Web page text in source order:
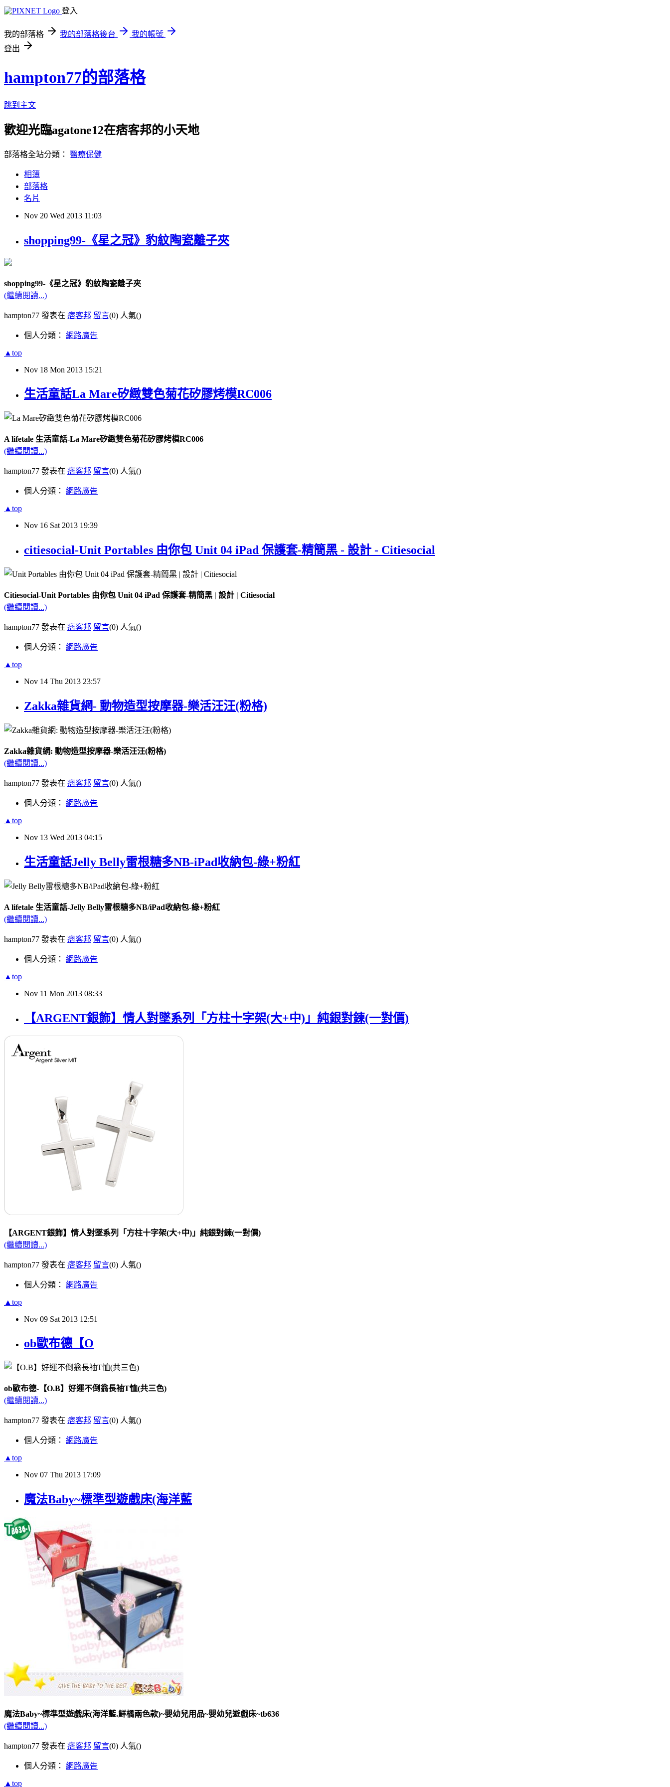
登入
我的部落格 我的部落格後台
我的帳號
登出
hampton77的部落格
跳到主文
歡迎光臨agatone12在痞客邦的小天地
部落格全站分類： 醫療保健
相簿
部落格
名片
Nov 20 Wed 2013 11:03
shopping99-《星之冠》豹紋陶瓷離子夾
shopping99-《星之冠》豹紋陶瓷離子夾
(繼續閱讀...)
hampton77 發表在 痞客邦 留言(0) 人氣()
個人分類： 網路廣告
▲top
Nov 18 Mon 2013 15:21
生活童話La Mare矽緻雙色菊花矽膠烤模RC006
A lifetale 生活童話-La Mare矽緻雙色菊花矽膠烤模RC006
(繼續閱讀...)
hampton77 發表在 痞客邦 留言(0) 人氣()
個人分類： 網路廣告
▲top
Nov 16 Sat 2013 19:39
citiesocial-Unit Portables 由你包 Unit 04 iPad 保護套-精簡黑 - 設計 - Citiesocial
Citiesocial-Unit Portables 由你包 Unit 04 iPad 保護套-精簡黑 | 設計 | Citiesocial
(繼續閱讀...)
hampton77 發表在 痞客邦 留言(0) 人氣()
個人分類： 網路廣告
▲top
Nov 14 Thu 2013 23:57
Zakka雜貨網- 動物造型按摩器-樂活汪汪(粉格)
Zakka雜貨網: 動物造型按摩器-樂活汪汪(粉格)
(繼續閱讀...)
hampton77 發表在 痞客邦 留言(0) 人氣()
個人分類： 網路廣告
▲top
Nov 13 Wed 2013 04:15
生活童話Jelly Belly雷根糖多NB-iPad收納包-綠+粉紅
A lifetale 生活童話-Jelly Belly雷根糖多NB/iPad收納包-綠+粉紅
(繼續閱讀...)
hampton77 發表在 痞客邦 留言(0) 人氣()
個人分類： 網路廣告
▲top
Nov 11 Mon 2013 08:33
【ARGENT銀飾】情人對墜系列「方柱十字架(大+中)」純銀對鍊(一對價)
【ARGENT銀飾】情人對墜系列「方柱十字架(大+中)」純銀對鍊(一對價)
(繼續閱讀...)
hampton77 發表在 痞客邦 留言(0) 人氣()
個人分類： 網路廣告
▲top
Nov 09 Sat 2013 12:51
ob歐布德【O
ob歐布德-【O.B】好運不倒翁長袖T恤(共三色)
(繼續閱讀...)
hampton77 發表在 痞客邦 留言(0) 人氣()
個人分類： 網路廣告
▲top
Nov 07 Thu 2013 17:09
魔法Baby~標準型遊戲床(海洋藍
魔法Baby~標準型遊戲床(海洋藍.鮮橘兩色款)~嬰幼兒用品~嬰幼兒遊戲床~tb636
(繼續閱讀...)
hampton77 發表在 痞客邦 留言(0) 人氣()
個人分類： 網路廣告
▲top